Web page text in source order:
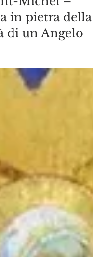
Tempo di lettura: 9 min
Michel –
in pietra della
di un Angelo